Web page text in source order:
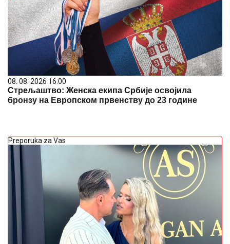
08. 08. 2026 16:00
Стрељаштво: Женска екипа Србије освојила
бронзу на Европском првенству до 23 године
Preporuka za Vas